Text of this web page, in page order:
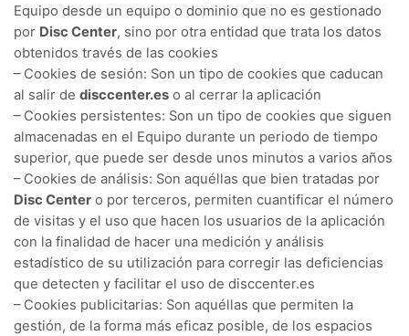
Equipo desde un equipo o dominio que no es gestionado
por Disc Center, sino por otra entidad que trata los datos
obtenidos través de las cookies
– Cookies de sesión: Son un tipo de cookies que caducan
al salir de disccenter.es o al cerrar la aplicación
– Cookies persistentes: Son un tipo de cookies que siguen
almacenadas en el Equipo durante un periodo de tiempo
superior, que puede ser desde unos minutos a varios años
– Cookies de análisis: Son aquéllas que bien tratadas por
Disc Center o por terceros, permiten cuantificar el número
de visitas y el uso que hacen los usuarios de la aplicación
con la finalidad de hacer una medición y análisis
estadístico de su utilización para corregir las deficiencias
que detecten y facilitar el uso de disccenter.es
– Cookies publicitarias: Son aquéllas que permiten la
gestión, de la forma más eficaz posible, de los espacios